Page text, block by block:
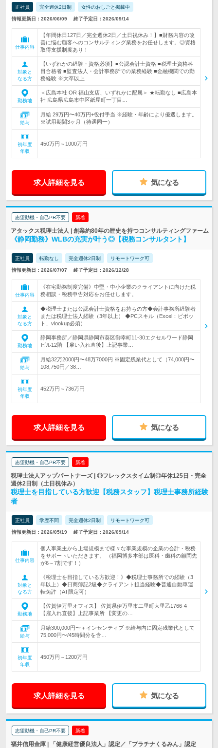
正社員 完全週休2日制 女性のおしごと掲載中
情報更新日：2026/06/09 終了予定日：2026/09/14
仕事内容
【年間休日127日／完全週休2日／土日祝休み！】■財務内容の改
善に悩む顧客へのコンサルティング業務をお任せします。◎資格
取得支援制度あり！
対象と
なる方
【いずれかの経験・資格必須】■公認会計士資格 ■税理士資格科
目合格者 ■監査法人・会計事務所での業務経験 ■金融機関での勤
務経験 ※大卒以上
勤務地
＜広島本社 OR 福山支店、いずれかに配属＞ ★転勤なし ■広島本
社 広島県広島市中区紙屋町一丁目…
給与
月給 29万円〜40万円+役付手当 ※経験・年齢により優遇します。
※試用期間3ヶ月（待遇同一）
初年度
年収
450万円～1000万円
求人詳細を見る 気になる
志望動機・自己PR不要 新着
アタックス税理士法人 | 創業約80年の歴史を持つコンサルティングファーム
《静岡勤務》WLBの充実が叶う◎【税務コンサルタント】
正社員 転勤なし 完全週休2日制 リモートワーク可
情報更新日：2026/07/07 終了予定日：2026/12/28
仕事内容
《在宅勤務制度完備》中堅・中小企業のクライアントに向けた税
務相談・税務申告対応をお任せします。
対象と
なる方
◆税理士または公認会計士資格をお持ちの方◆会計事務所経験者
または税理士法人経験（3年以上） ◆PCスキル（Excel：ピポッ
ト、vlookup必須）
勤務地
静岡事務所／静岡県静岡市葵区御幸町11-30エクセルワード静岡
ビル12階 【雇い入れ直後】上記事業…
給与
月給32万2000円〜48万7000円 ※固定残業代として（74,000円〜
108,750円／38…
初年度
年収
452万円～736万円
求人詳細を見る 気になる
志望動機・自己PR不要 新着
税理士法人アップパートナーズ | ◎フレックスタイム制◎年休125日・完全
週休2日制（土日祝休み）
税理士を目指している方歓迎【税務スタッフ】税理士事務所経験
者
正社員 学歴不問 完全週休2日制 リモートワーク可
情報更新日：2026/05/19 終了予定日：2026/09/14
仕事内容
個人事業主から上場規模まで様々な事業規模の企業の会計・税務
をサポートいただきます。 （福岡博多本部は医科・歯科の顧問先
が6～7割です！）
対象と
なる方
《税理士を目指している方歓迎！》◆税理士事務所での経験（3
年以上）◆日商簿記2級◆クライアント担当経験◆普通自動車運
転免許（AT限定可）
勤務地
【佐賀伊万里オフィス】 佐賀県伊万里市二里町大里乙1766-4
【雇入れ直後】上記事業所 【変更の…
給与
月給300,000円〜＋インセンティブ ※給与内に固定残業代として
75,000円〜/45時間分を含…
初年度
年収
450万円～1200万円
求人詳細を見る 気になる
志望動機・自己PR不要 新着
福井信用金庫 | 「健康経営優良法人」認定／「プラチナくるみん」認定